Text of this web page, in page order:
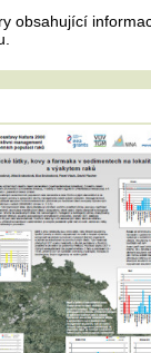
obsahující